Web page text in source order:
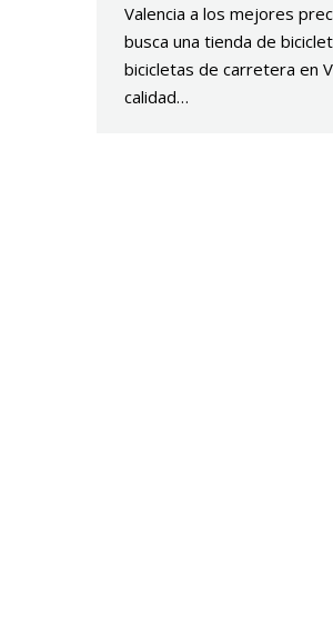
Valencia a los mejores
busca una tienda de
bicicletas de carretera en
calidad…